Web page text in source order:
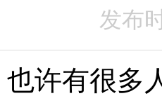
发布
也许有很多